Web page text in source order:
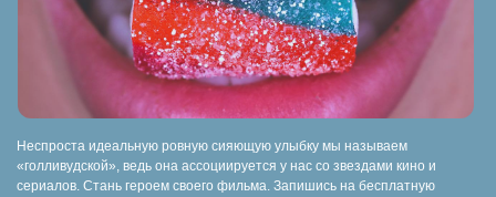
Неспроста идеальную ровную сияющую улыбку мы называем
«голливудской», ведь она ассоциируется у нас со звездами кино и
сериалов. Стань героем своего фильма. Запишись на бесплатную